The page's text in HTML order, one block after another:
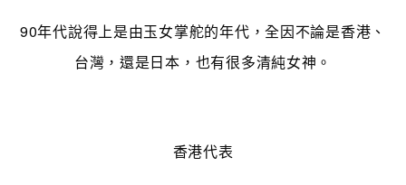
90年代說得上是由玉女掌舵的年代，全因不論是香港、
台灣，還是日本，也有很多清純女神。
香港代表